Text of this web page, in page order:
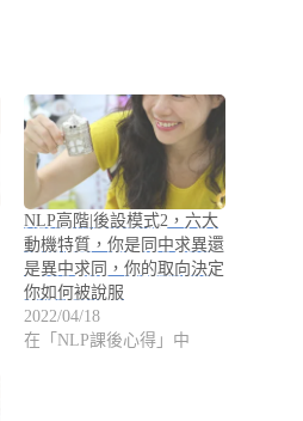
NLP高階|後設模式2，六大
動機特質，你是同中求異還
是異中求同，你的取向決定
你如何被說服
2022/04/18
在「NLP課後心得」中